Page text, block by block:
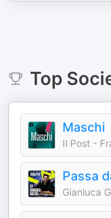
Top
Maschi
Il Post -
Passa
Gianluca